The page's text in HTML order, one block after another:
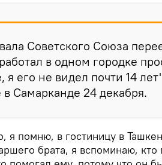
Советского Союза
в одном городке
его не видел почти 14
Самарканде 24 декабря.
я помню, в гостиницу в
брата, я вспоминаю, кто